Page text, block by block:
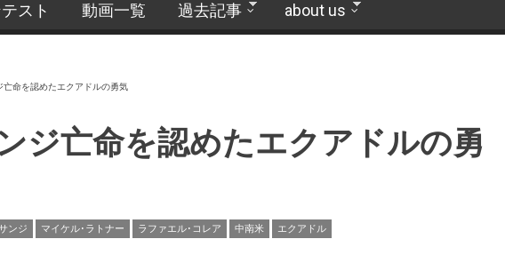
スト 動画一覧 過去記事 about us
亡命を認めたエクアドルの勇気
ジ亡命を認めたエクアドルの勇
ンジ マイケル･ラトナー ラファエル･コレア 中南米 エクアドル